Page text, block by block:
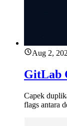
Aug 2,
GitLab
Capek
flags antara